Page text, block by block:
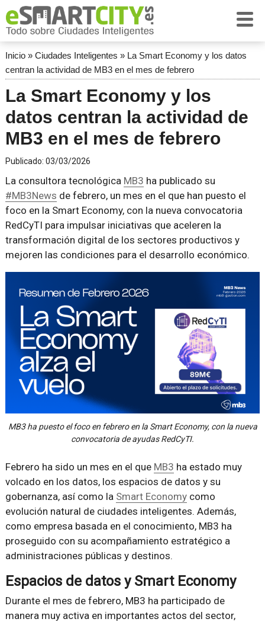
Inicio» Ciudades Inteligentes » La Smart Economy y los datos
centran la actividad de MB3 en el mes de febrero
La Smart Economy y los
datos centran la actividad de
MB3 en el mes de febrero
Publicado: 03/03/2026
La consultora tecnológica MB3 ha publicado su
#MB3News de febrero, un mes en el que han puesto el
foco en la Smart Economy, con la nueva convocatoria
RedCyTI para impulsar iniciativas que aceleren la
transformación digital de los sectores productivos y
mejoren las condiciones para el desarrollo económico.
MB3 ha puesto el foco en febrero en la Smart Economy, con la nueva
convocatoria de ayudas RedCyTI.
Febrero ha sido un mes en el que MB3 ha estado muy
volcado en los datos, los espacios de datos y su
gobernanza, así como la Smart Economycomo
evolución natural de ciudades inteligentes. Además,
como empresa basada en el conocimiento, MB3 ha
proseguido con su acompañamiento estratégico a
administraciones públicas y destinos.
Espacios de datos y Smart Economy
Durante el mes de febrero, MB3 ha participado de
manera muy activa en importantes actos del sector,